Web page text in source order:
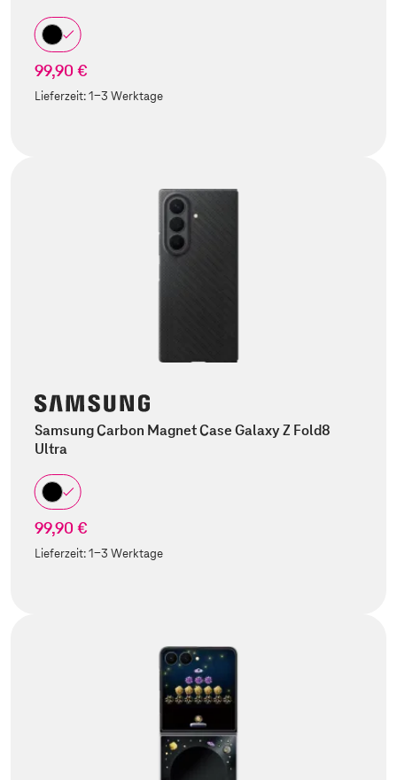
99,90 €
Lieferzeit:1-3 Werktage
Samsung Carbon Magnet Case Galaxy Z Fold8
Ultra
99,90 €
Lieferzeit:1-3 Werktage